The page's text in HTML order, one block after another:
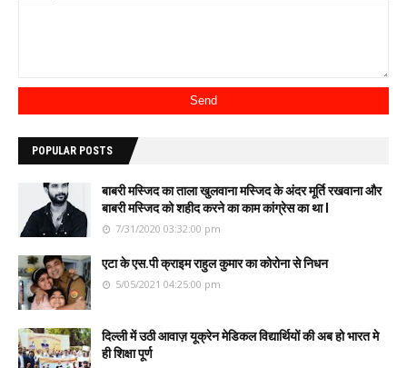
POPULAR POSTS
बाबरी मस्जिद का ताला खुलवाना मस्जिद के अंदर मूर्ति रखवाना और
बाबरी मस्जिद को शहीद करने का काम कांग्रेस का था l
7/31/2020 03:32:00 pm
एटा के एस.पी क्राइम राहुल कुमार का कोरोना से निधन
5/05/2021 04:25:00 pm
दिल्ली में उठी आवाज़ यूक्रेन मेडिकल विद्यार्थियों की अब हो भारत मे
ही शिक्षा पूर्ण